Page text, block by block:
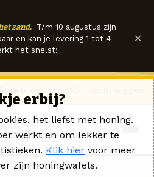
zand. T/m 10 augustus zijn
en kan je levering 1 tot 4
het snelst:
×
erbij?
het liefst met honing.
werkt en om lekker te
Klik hier voor meer
zijn honingwafels.